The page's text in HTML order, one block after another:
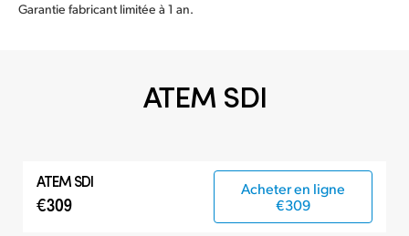
Garantie fabricant limitée à 1 an.
ATEM SDI
ATEM SDI
€309
Acheter en ligne
€309